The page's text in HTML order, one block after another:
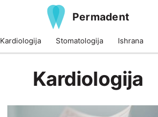
Permadent
Kardiologija Stomatologija Ishrana
Kardiologija